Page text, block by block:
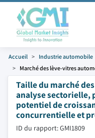
Accueil Industrie automobile
Marché des lève-vitres
Taille du marché
analyse sectorielle,
potentiel de
concurrentielle et
ID du rapport: GMI1809